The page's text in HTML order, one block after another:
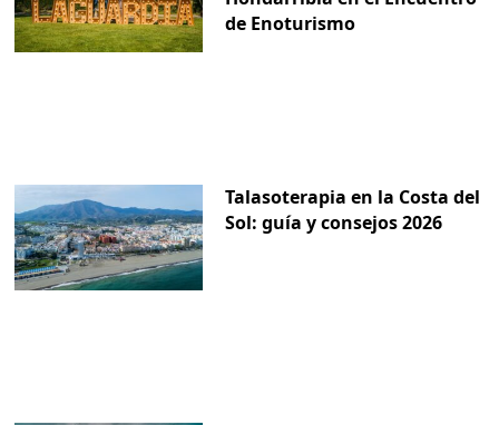
de Enoturismo
Talasoterapia en la Costa del
Sol: guía y consejos 2026